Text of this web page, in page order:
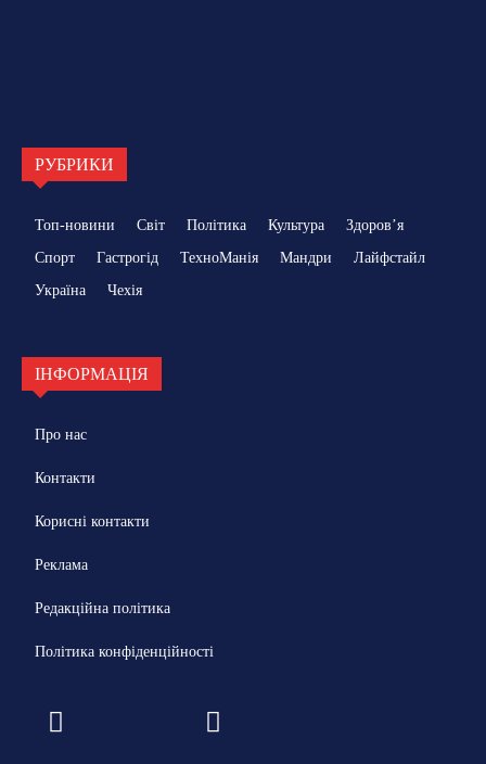
РУБРИКИ
Топ-новини Світ Політика Культура
Здоровʼя
Спорт
Гастрогід ТехноМанія Мандри
Лайфстайл
Україна
Чехія
ІНФОРМАЦІЯ
Про нас
Контакти
Корисні контакти
Реклама
Редакційна політика
Політика конфіденційності